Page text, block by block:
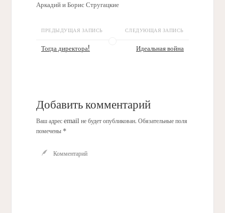
Аркадий и Борис Стругацкие
ПРЕДЫДУЩАЯ ЗАПИСЬ
Тогда директора!
СЛЕДУЮЩАЯ ЗАПИСЬ
Идеальная война
Добавить комментарий
Ваш адрес email не будет опубликован. Обязательные поля
помечены *